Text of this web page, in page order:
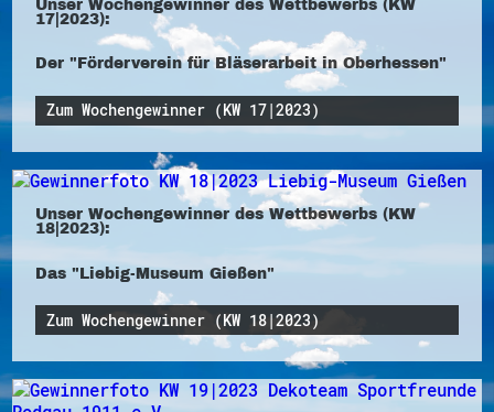
Unser Wochengewinner des Wettbewerbs (KW
17|2023):
Der "Förderverein für Bläserarbeit in Oberhessen"
Zum Wochengewinner (KW 17|2023)
Unser Wochengewinner des Wettbewerbs (KW
18|2023):
Das "Liebig-Museum Gießen"
Zum Wochengewinner (KW 18|2023)